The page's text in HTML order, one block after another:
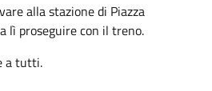
alla stazione di Piazza
lì proseguire con il treno.
a tutti.